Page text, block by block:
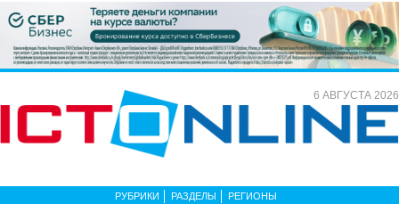
6 АВГУСТА 2026
РУБРИКИ РАЗДЕЛЫ РЕГИОНЫ